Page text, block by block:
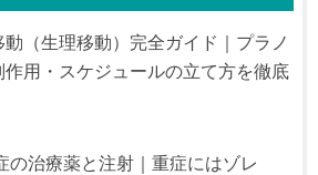
動（生理移動）完全ガイド｜プラノ
用・スケジュールの立て方を徹底
の治療薬と注射｜重症にはゾレ